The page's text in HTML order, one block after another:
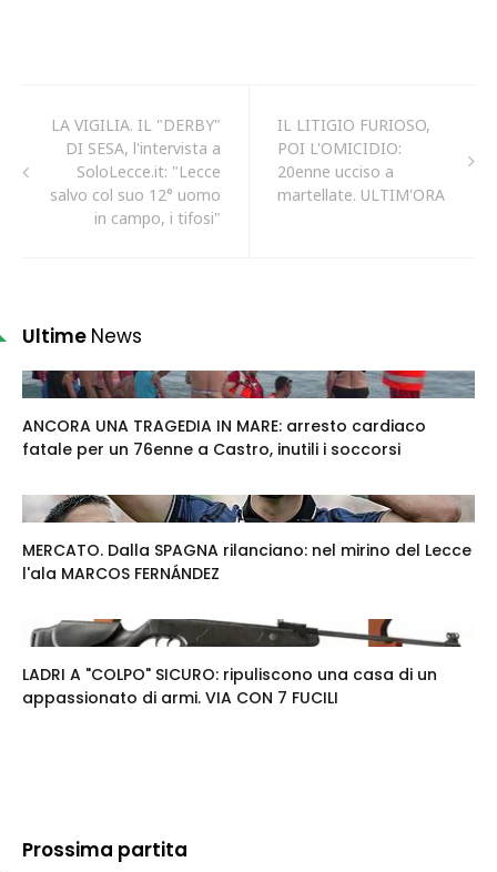
LA VIGILIA. IL "DERBY"
DI SESA, l'intervista a
SoloLecce.it: "Lecce
salvo col suo 12° uomo
in campo, i tifosi"
IL LITIGIO FURIOSO,
POI L'OMICIDIO:
20enne ucciso a
martellate. ULTIM'ORA
Ultime News
ANCORA UNA TRAGEDIA IN MARE: arresto cardiaco
fatale per un 76enne a Castro, inutili i soccorsi
MERCATO. Dalla SPAGNA rilanciano: nel mirino del Lecce
l'ala MARCOS FERNÁNDEZ
LADRI A "COLPO" SICURO: ripuliscono una casa di un
appassionato di armi. VIA CON 7 FUCILI
Prossima partita